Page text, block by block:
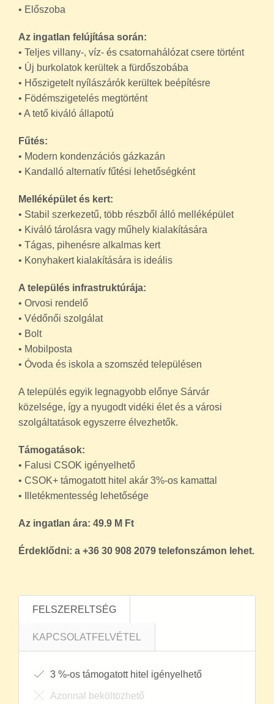
• Előszoba
Az ingatlan felújítása során:
• Teljes villany-, víz- és csatornahálózat csere történt
• Új burkolatok kerültek a fürdőszobába
• Hőszigetelt nyílászárók kerültek beépítésre
• Födémszigetelés megtörtént
• A tető kiváló állapotú
Fűtés:
• Modern kondenzációs gázkazán
• Kandalló alternatív fűtési lehetőségként
Melléképület és kert:
• Stabil szerkezetű, több részből álló melléképület
• Kiváló tárolásra vagy műhely kialakítására
• Tágas, pihenésre alkalmas kert
• Konyhakert kialakítására is ideális
A település infrastruktúrája:
• Orvosi rendelő
• Védőnői szolgálat
• Bolt
• Mobilposta
• Óvoda és iskola a szomszéd településen
A település egyik legnagyobb előnye Sárvár
közelsége, így a nyugodt vidéki élet és a városi
szolgáltatások egyszerre élvezhetők.
Támogatások:
• Falusi CSOK igényelhető
• CSOK+ támogatott hitel akár 3%-os kamattal
• Illetékmentesség lehetősége
Az ingatlan ára: 49.9 M Ft
Érdeklődni: a +36 30 908 2079 telefonszámon lehet.
FELSZERELTSÉG
KAPCSOLATFELVÉTEL
3 %-os támogatott hitel igényelhető
Azonnal beköltözhető